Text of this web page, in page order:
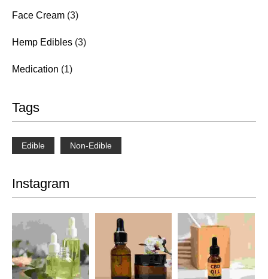
Face Cream (3)
Hemp Edibles (3)
Medication (1)
Tags
Edible Non-Edible
Instagram